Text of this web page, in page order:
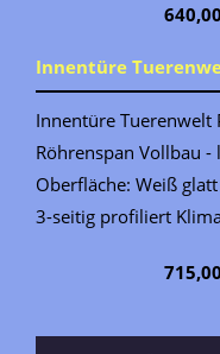
Innentüre
Innentüre Tuerenwelt
Röhrenspan Vollbau
Oberfläche: Weiß
3-seitig profiliert